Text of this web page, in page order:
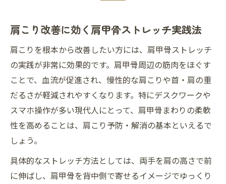
肩こり改善に効く肩甲骨ストレッチ実践法
肩こりを根本から改善したい方には、肩甲骨ストレッチ
の実践が非常に効果的です。肩甲骨周辺の筋肉をほぐす
ことで、血流が促進され、慢性的な肩こりや首・肩の重
だるさが軽減されやすくなります。特にデスクワークや
スマホ操作が多い現代人にとって、肩甲骨まわりの柔軟
性を高めることは、肩こり予防・解消の基本といえるで
しょう。
具体的なストレッチ方法としては、両手を肩の高さで前
に伸ばし、肩甲骨を背中側で寄せるイメージでゆっくり